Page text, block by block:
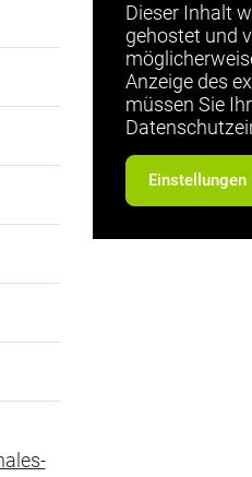
Dieser Inhalt
gehostet und
Anzeige des
müssen Sie
Einstellungen